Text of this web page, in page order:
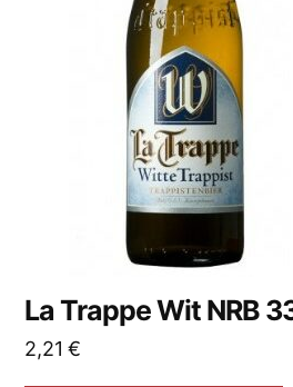
La Trappe Wit NRB
2,21€